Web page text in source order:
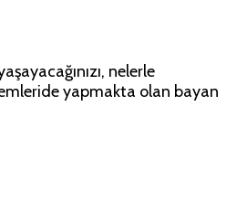
nelerle
yapmakta olan bayan